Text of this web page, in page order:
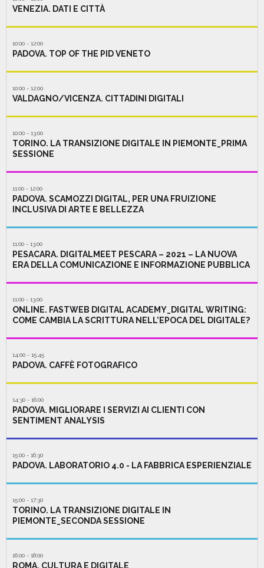
VENEZIA. DATI E CITTÀ
10:00 - 12:00
PADOVA. TOP OF THE PID VENETO
10:00 - 12:00
VALDAGNO/VICENZA. CITTADINI DIGITALI
10:00 - 13:00
TORINO. LA TRANSIZIONE DIGITALE IN PIEMONTE_PRIMA
SESSIONE
11:00 - 12:00
PADOVA. SCAMOZZI DIGITAL, PER UNA FRUIZIONE
INCLUSIVA DI ARTE E BELLEZZA
11:00 - 13:00
PESACARA. DIGITALMEET PESCARA – 2021 – LA NUOVA
ERA DELLA COMUNICAZIONE E INFORMAZIONE PUBBLICA
11:00 - 13:00
ONLINE. FASTWEB DIGITAL ACADEMY_DIGITAL WRITING:
COME CAMBIA LA SCRITTURA NELL’EPOCA DEL DIGITALE?
14:00 - 15:45
PADOVA. CAFFÈ FOTOGRAFICO
14:30 - 16:00
PADOVA. MIGLIORARE I SERVIZI AI CLIENTI CON
SENTIMENT ANALYSIS
15:00 - 16:30
PADOVA. LABORATORIO 4.0 - LA FABBRICA ESPERIENZIALE
15:00 - 17:30
TORINO. LA TRANSIZIONE DIGITALE IN
PIEMONTE_SECONDA SESSIONE
16:00 - 18:00
ROMA. CULTURA E DIGITALE